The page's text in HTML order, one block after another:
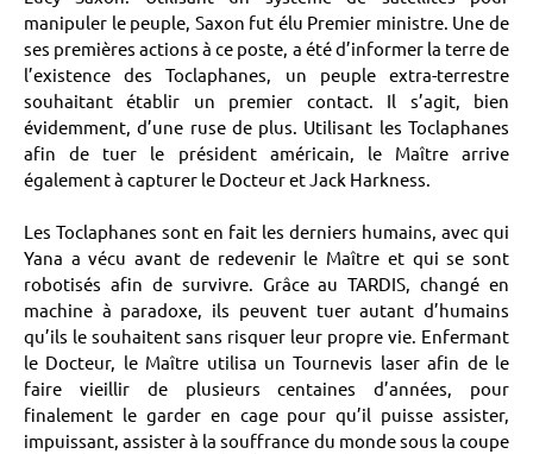
manipuler le peuple, Saxon fut élu Premier ministre. Une de
ses premières actions à ce poste, a été d’informer la terre de
l’existence des Toclaphanes, un peuple extra-terrestre
souhaitant établir un premier contact. Il s’agit, bien
évidemment, d’une ruse de plus. Utilisant les Toclaphanes
afin de tuer le président américain, le Maître arrive
également à capturer le Docteur et Jack Harkness.
Les Toclaphanes sont en fait les derniers humains, avec qui
Yana a vécu avant de redevenir le Maître et qui se sont
robotisés afin de survivre. Grâce au TARDIS, changé en
machine à paradoxe, ils peuvent tuer autant d’humains
qu’ils le souhaitent sans risquer leur propre vie. Enfermant
le Docteur, le Maître utilisa un Tournevis laser afin de le
faire vieillir de plusieurs centaines d’années, pour
finalement le garder en cage pour qu’il puisse assister,
impuissant, assister à la souffrance du monde sous la coupe